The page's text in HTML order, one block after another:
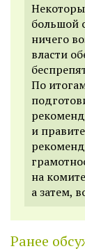
большой
ничего
власти
По
и
на
а затем,
Ранее